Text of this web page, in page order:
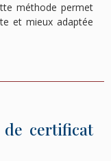
méthode permet
et mieux adaptée
certificat